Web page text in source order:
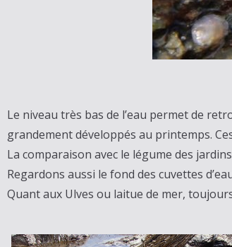
Le niveau très bas de l’eau permet de
grandement développés au printemps.
La comparaison avec le légume des
Regardons aussi le fond des cuvettes
Quant aux Ulves ou laitue de mer,